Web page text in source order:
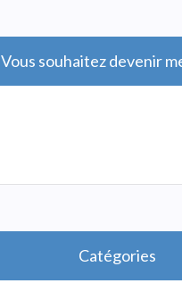
Vous souhaitez devenir
Catégories